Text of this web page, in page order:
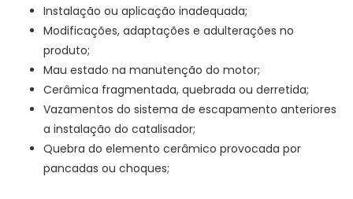
Instalação ou aplicação inadequada;
Modificações, adaptações e adulterações no
produto;
Mau estado na manutenção do motor;
Cerâmica fragmentada, quebrada ou derretida;
Vazamentos do sistema de escapamento anteriores
a instalação do catalisador;
Quebra do elemento cerâmico provocada por
pancadas ou choques;